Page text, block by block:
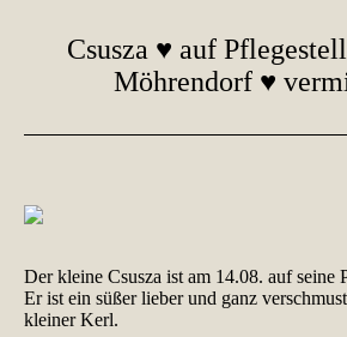
Csusza ♥ auf
Möhrendorf ♥
Der kleine Csusza ist am 14.08. auf seine
Er ist ein süßer lieber und ganz
kleiner Kerl.